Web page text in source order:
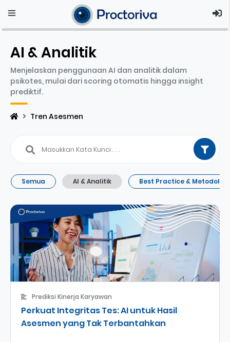
AI & Analitik
Menjelaskan penggunaan AI dan analitik dalam
psikotes, mulai dari scoring otomatis hingga insight
prediktif.
Tren Asesmen
Semua AI & Analitik Best Practice & Metodologi
Prediksi Kinerja Karyawan
Perkuat Integritas Tes: AI untuk Hasil
Asesmen yang Tak Terbantahkan